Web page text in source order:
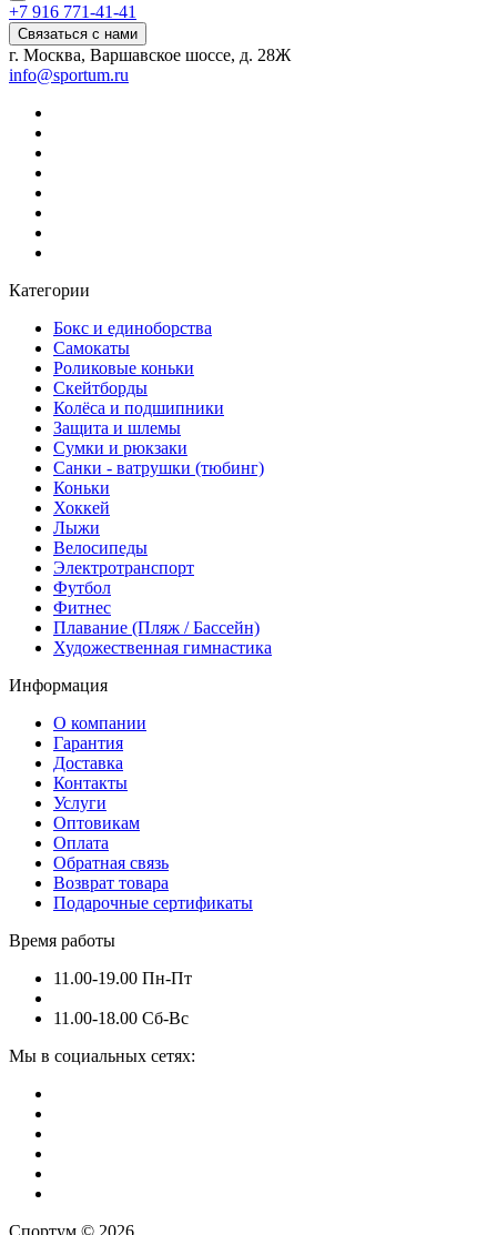
+7 916 771-41-41
Связаться с нами
г. Москва, Варшавское шоссе, д. 28Ж
info@sportum.ru
Категории
Бокс и единоборства
Самокаты
Роликовые коньки
Скейтборды
Колёса и подшипники
Защита и шлемы
Сумки и рюкзаки
Санки - ватрушки (тюбинг)
Коньки
Хоккей
Лыжи
Велосипеды
Электротранспорт
Футбол
Фитнес
Плавание (Пляж / Бассейн)
Художественная гимнастика
Информация
О компании
Гарантия
Доставка
Контакты
Услуги
Оптовикам
Оплата
Обратная связь
Возврат товара
Подарочные сертификаты
Время работы
11.00-19.00 Пн-Пт
11.00-18.00 Сб-Вс
Мы в социальных сетях: